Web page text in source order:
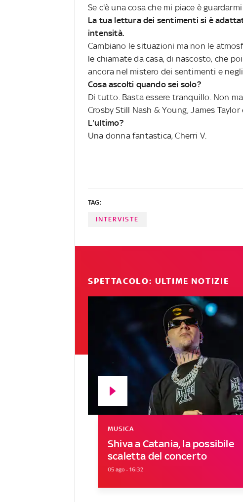
Se c'è una cosa che mi piace è
La tua lettura dei sentimenti si è
intensità.
Cambiano le situazioni ma non le
le chiamate da casa, di nascosto, che
ancora nel mistero dei sentimenti e
Cosa ascolti quando sei solo?
Di tutto. Basta essere tranquillo. Non
Crosby Still Nash & Young, James
L'ultimo?
Una donna fantastica, Cherri V.
TAG:
INTERVISTE
SPETTACOLO: ULTIME NOTIZIE
Shiva a Catania, la possibile
scaletta del concerto
MUSICA
05 ago - 16:32